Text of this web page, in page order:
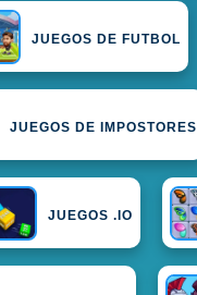
JUEGOS DE FUTBOL
JUEGOS DE IMPOSTORES
JUEGOS .IO